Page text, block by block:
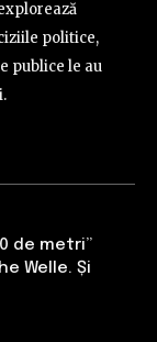
politice,
publice le au
de metri”
Welle. Și